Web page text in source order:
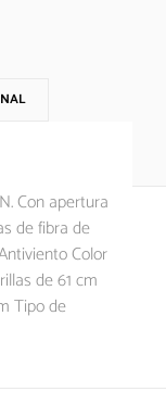
Con apertura
de fibra de
Color
de 61 cm
Tipo de